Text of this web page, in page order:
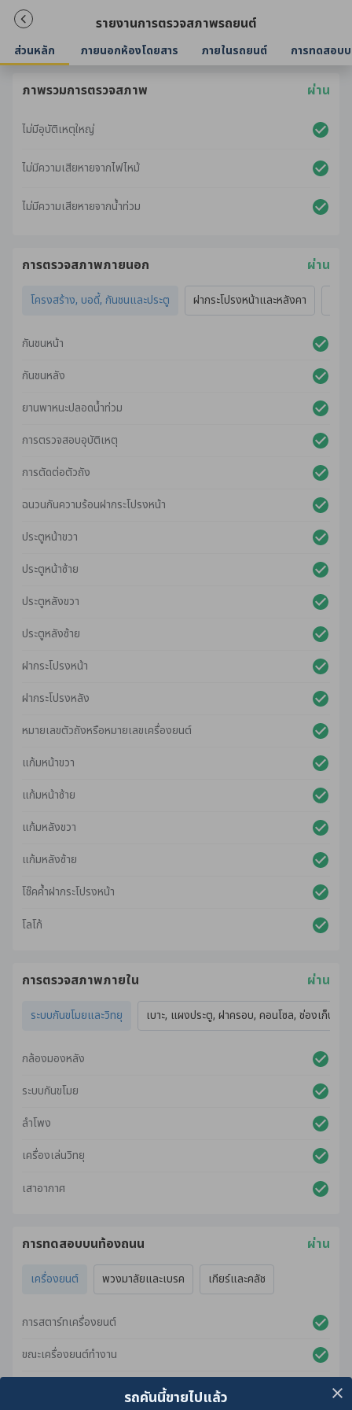
รายงานการตรวจสภาพรถยนต์
ส่วนหลัก ภายนอกห้องโดยสาร ภายในรถยนต์ การทดสอบ
ภาพรวมการตรวจสภาพ ผ่าน
ไม่มีอุบัติเหตุใหญ่
ไม่มีความเสียหายจากไฟไหม้
ไม่มีความเสียหายจากน้ำท่วม
การตรวจสภาพภายนอก ผ่าน
โครงสร้าง, บอดี้, กันชนและประตู ฝากระโปรงหน้าและหลังคา
กันชนหน้า
กันชนหลัง
ยานพาหนะปลอดน้ําท่วม
การตรวจสอบอุบัติเหตุ
การตัดต่อตัวถัง
ฉนวนกันความร้อนฝากระโปรงหน้า
ประตูหน้าขวา
ประตูหน้าซ้าย
ประตูหลังขวา
ประตูหลังซ้าย
ฝากระโปรงหน้า
ฝากระโปรงหลัง
หมายเลขตัวถังหรือหมายเลขเครื่องยนต์
แก้มหน้าขวา
แก้มหน้าซ้าย
แก้มหลังขวา
แก้มหลังซ้าย
โช๊คค้ำฝากระโปรงหน้า
โลโก้
การตรวจสภาพภายใน ผ่าน
ระบบกันขโมยและวิทยุ เบาะ, แผงประตู, ฝาครอบ, คอนโซล, ช่องเก็บข
กล้องมองหลัง
ระบบกันขโมย
ลำโพง
เครื่องเล่นวิทยุ
เสาอากาศ
การทดสอบบนท้องถนน ผ่าน
เครื่องยนต์ พวงมาลัยและเบรค เกียร์และคลัช
การสตาร์ทเครื่องยนต์
ขณะเครื่องยนต์ทำงาน
รถคันนี้ขายไปแล้ว